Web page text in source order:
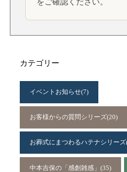
カテゴリー
イベントお知らせ(7)
お客様からの質問シリーズ(20)
お葬式にまつわるハテナシリーズ
中本吉保の「感創雑感」 (35)